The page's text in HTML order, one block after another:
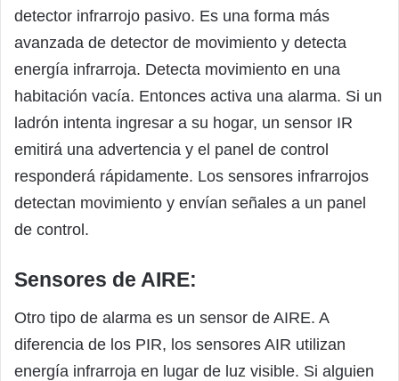
detector infrarrojo pasivo. Es una forma más
avanzada de detector de movimiento y detecta
energía infrarroja. Detecta movimiento en una
habitación vacía. Entonces activa una alarma. Si un
ladrón intenta ingresar a su hogar, un sensor IR
emitirá una advertencia y el panel de control
responderá rápidamente. Los sensores infrarrojos
detectan movimiento y envían señales a un panel
de control.
Sensores de AIRE:
Otro tipo de alarma es un sensor de AIRE. A
diferencia de los PIR, los sensores AIR utilizan
energía infrarroja en lugar de luz visible. Si alguien